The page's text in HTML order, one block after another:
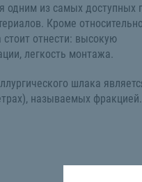
одним из самых доступных
Кроме относительно
отнести: высокую
легкость монтажа.
шлака
называемых фракцией.